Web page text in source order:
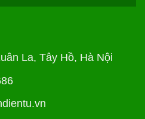
La, Tây Hồ, Hà Nội